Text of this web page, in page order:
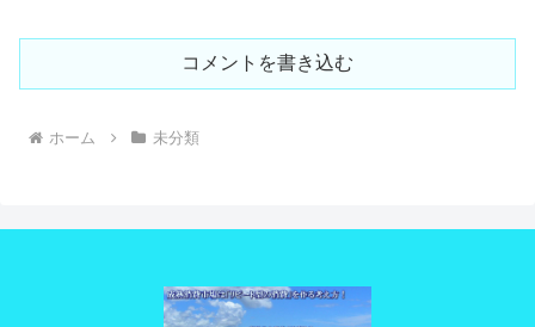
コメントを書き込む
ホーム 未分類